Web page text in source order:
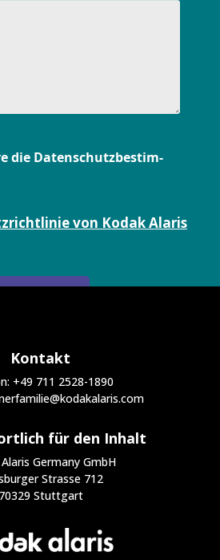
die Da­ten­schutz­be­stim­
von Kodak Alaris
Kontakt
+49 711 2528-1890
für den Inhalt
Germany GmbH
Strasse 712
70329 Stuttgart